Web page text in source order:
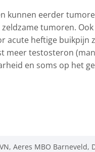
kunnen eerder
tumoren.
acute heftige buikpijn
meer testosteron
en soms op het
Aeres MBO